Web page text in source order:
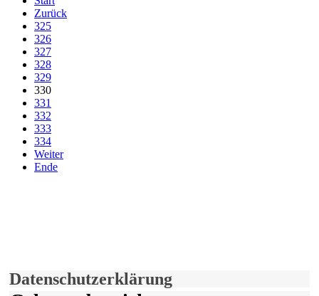
Zurück
325
326
327
328
329
330
331
332
333
334
Weiter
Ende
Datenschutzerklärung